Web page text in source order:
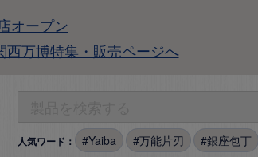
オープン
西万博特集・販売ページへ
人気ワード： Yaiba 万能片刃 銀座包丁